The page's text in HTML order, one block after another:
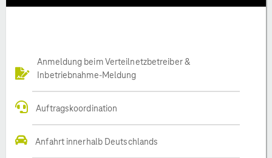
Anmeldung beim Verteilnetzbetreiber &
Inbetriebnahme-Meldung
Auftragskoordination
Anfahrt innerhalb Deutschlands